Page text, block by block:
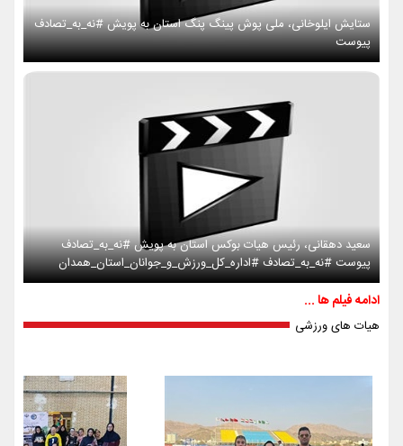
ستایش ایلوخانی، ملی پوش پینگ پنگ استان به پویش #نه_به_تصادف
پیوست
سعید دهقانی، رئیس هیات بوکس استان به پویش #نه_به_تصادف
پیوست #نه_به_تصادف #اداره_کل_ورزش_و_جوانان_استان_همدان
ادامه فیلم ها ...
هیات های ورزشی